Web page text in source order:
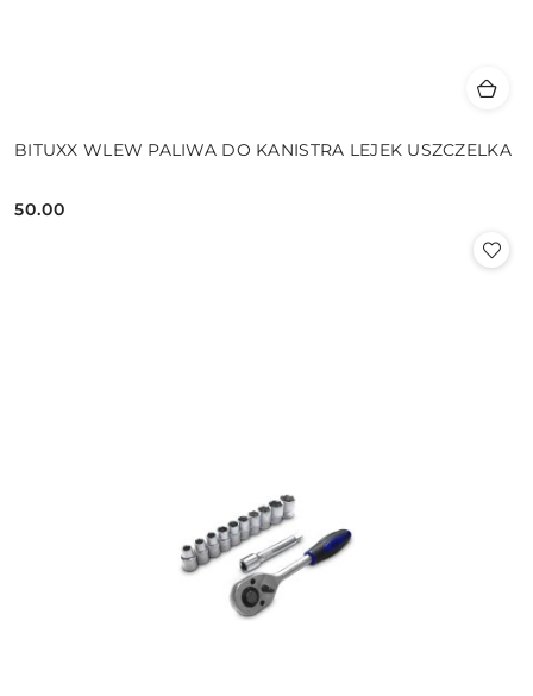
BITUXX WLEW PALIWA DO KANISTRA LEJEK USZCZELKA
Cena:
50.00